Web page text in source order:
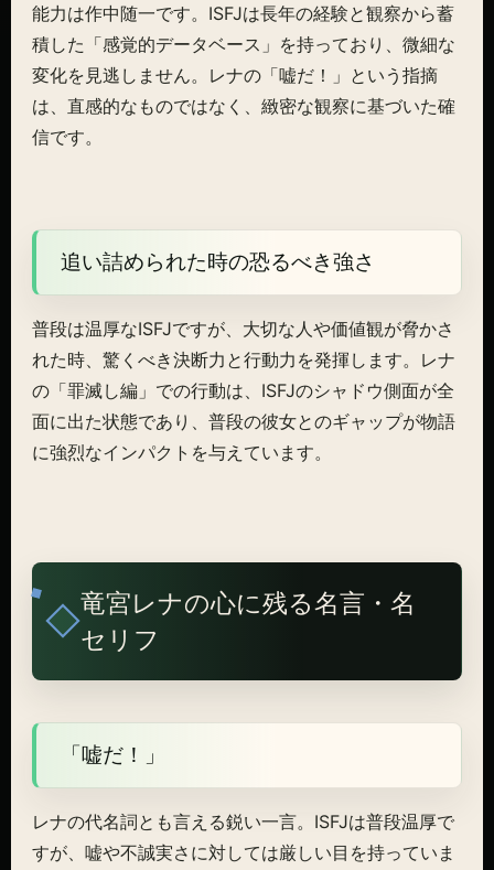
能力は作中随一です。ISFJは長年の経験と観察から蓄
積した「感覚的データベース」を持っており、微細な
変化を見逃しません。レナの「嘘だ！」という指摘
は、直感的なものではなく、緻密な観察に基づいた確
信です。
追い詰められた時の恐るべき強さ
普段は温厚なISFJですが、大切な人や価値観が脅かさ
れた時、驚くべき決断力と行動力を発揮します。レナ
の「罪滅し編」での行動は、ISFJのシャドウ側面が全
面に出た状態であり、普段の彼女とのギャップが物語
に強烈なインパクトを与えています。
竜宮レナの心に残る名言・名
セリフ
「嘘だ！」
レナの代名詞とも言える鋭い一言。ISFJは普段温厚で
すが、嘘や不誠実さに対しては厳しい目を持っていま